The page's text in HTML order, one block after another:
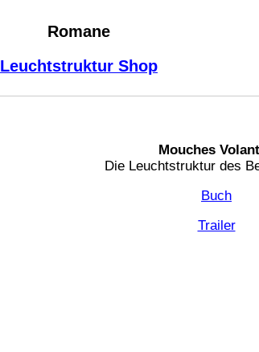
Romane
Leuchtstruktur Shop
Mouches
Die Leuchtstruktur des
Buch
Trailer